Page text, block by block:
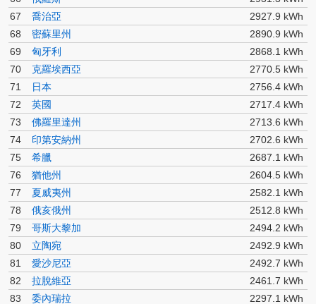
67
喬治亞
2927.9 kWh
68
密蘇里州
2890.9 kWh
69
匈牙利
2868.1 kWh
70
克羅埃西亞
2770.5 kWh
71
日本
2756.4 kWh
72
英國
2717.4 kWh
73
佛羅里達州
2713.6 kWh
74
印第安納州
2702.6 kWh
75
希臘
2687.1 kWh
76
猶他州
2604.5 kWh
77
夏威夷州
2582.1 kWh
78
俄亥俄州
2512.8 kWh
79
哥斯大黎加
2494.2 kWh
80
立陶宛
2492.9 kWh
81
愛沙尼亞
2492.7 kWh
82
拉脫維亞
2461.7 kWh
83
委內瑞拉
2297.1 kWh